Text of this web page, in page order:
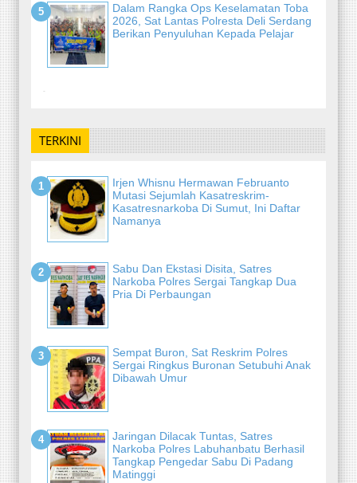
Dalam Rangka Ops Keselamatan Toba
2026, Sat Lantas Polresta Deli Serdang
Berikan Penyuluhan Kepada Pelajar
-
TERKINI
Irjen Whisnu Hermawan Februanto
Mutasi Sejumlah Kasatreskrim-
Kasatresnarkoba Di Sumut, Ini Daftar
Namanya
Sabu Dan Ekstasi Disita, Satres
Narkoba Polres Sergai Tangkap Dua
Pria Di Perbaungan
Sempat Buron, Sat Reskrim Polres
Sergai Ringkus Buronan Setubuhi Anak
Dibawah Umur
Jaringan Dilacak Tuntas, Satres
Narkoba Polres Labuhanbatu Berhasil
Tangkap Pengedar Sabu Di Padang
Matinggi